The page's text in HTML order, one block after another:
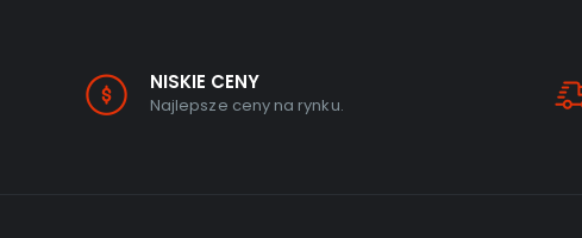
NISKIE CENY
Najlepsze ceny na rynku.